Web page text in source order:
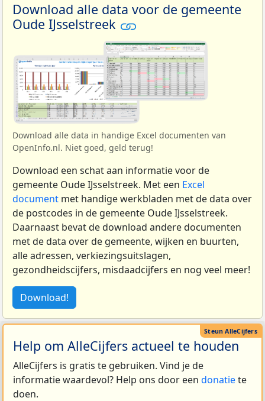
Download alle data voor de gemeente
Oude IJsselstreek
Download alle data in handige Excel documenten van
OpenInfo.nl. Niet goed, geld terug!
Download een schat aan informatie voor de
gemeente Oude IJsselstreek. Met een Excel
document met handige werkbladen met de data over
de postcodes in de gemeente Oude IJsselstreek.
Daarnaast bevat de download andere documenten
met de data over de gemeente, wijken en buurten,
alle adressen, verkiezingsuitslagen,
gezondheidscijfers, misdaadcijfers en nog veel meer!
Download!
Help om AlleCijfers actueel te houden
AlleCijfers is gratis te gebruiken. Vind je de
informatie waardevol? Help ons door een donatiete
doen.